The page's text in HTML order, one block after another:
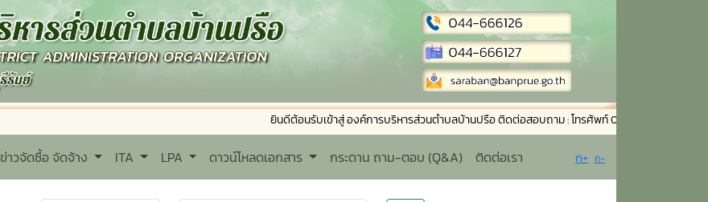
ยินดีต้อนรับเข้าสู่ องค์การบริหารส่วนตำบลบ้านปรือ ติดต่อสอบถาม : โทรศัพท์ 044-666126 โทรสาร 044-
ข่าวจัดซื้อ จัดจ้าง ITA LPA ดาวน์โหลดเอกสาร กระดาน ถาม-ตอบ (Q&A) ติดต่อเรา ก+ ก-